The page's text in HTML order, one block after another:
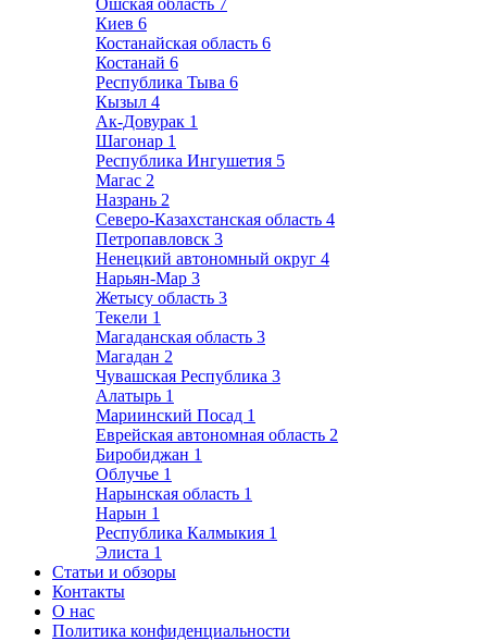
Ошская область 7
Киев 6
Костанайская область 6
Костанай 6
Республика Тыва 6
Кызыл 4
Ак-Довурак 1
Шагонар 1
Республика Ингушетия 5
Магас 2
Назрань 2
Северо-Казахстанская область 4
Петропавловск 3
Ненецкий автономный округ 4
Нарьян-Мар 3
Жетысу область 3
Текели 1
Магаданская область 3
Магадан 2
Чувашская Республика 3
Алатырь 1
Мариинский Посад 1
Еврейская автономная область 2
Биробиджан 1
Облучье 1
Нарынская область 1
Нарын 1
Республика Калмыкия 1
Элиста 1
Статьи и обзоры
Контакты
О нас
Политика конфиденциальности